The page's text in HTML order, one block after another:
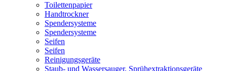
Toilettenpapier
Handtrockner
Spendersysteme
Spendersysteme
Seifen
Seifen
Reinigungsgeräte
Staub- und Wassersauger, Sprühextraktionsgeräte